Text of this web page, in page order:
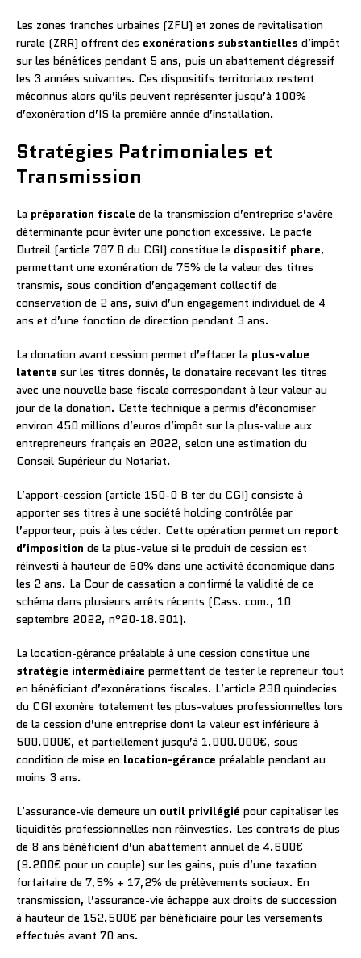
Les zones franches urbaines (ZFU) et zones de revitalisation
rurale (ZRR) offrent des exonérations substantielles d’impôt
sur les bénéfices pendant 5 ans, puis un abattement dégressif
les 3 années suivantes. Ces dispositifs territoriaux restent
méconnus alors qu’ils peuvent représenter jusqu’à 100%
d’exonération d’IS la première année d’installation.
Stratégies Patrimoniales et
Transmission
La préparation fiscale de la transmission d’entreprise s’avère
déterminante pour éviter une ponction excessive. Le pacte
Dutreil (article 787 B du CGI) constitue le dispositif phare,
permettant une exonération de 75% de la valeur des titres
transmis, sous condition d’engagement collectif de
conservation de 2 ans, suivi d’un engagement individuel de 4
ans et d’une fonction de direction pendant 3 ans.
La donation avant cession permet d’effacer la plus-value
latente sur les titres donnés, le donataire recevant les titres
avec une nouvelle base fiscale correspondant à leur valeur au
jour de la donation. Cette technique a permis d’économiser
environ 450 millions d’euros d’impôt sur la plus-value aux
entrepreneurs français en 2022, selon une estimation du
Conseil Supérieur du Notariat.
L’apport-cession (article 150-0 B ter du CGI) consiste à
apporter ses titres à une société holding contrôlée par
l’apporteur, puis à les céder. Cette opération permet un report
d’imposition de la plus-value si le produit de cession est
réinvesti à hauteur de 60% dans une activité économique dans
les 2 ans. La Cour de cassation a confirmé la validité de ce
schéma dans plusieurs arrêts récents (Cass. com., 10
septembre 2022, n°20-18.901).
La location-gérance préalable à une cession constitue une
stratégie intermédiaire permettant de tester le repreneur tout
en bénéficiant d’exonérations fiscales. L’article 238 quindecies
du CGI exonère totalement les plus-values professionnelles lors
de la cession d’une entreprise dont la valeur est inférieure à
500.000€, et partiellement jusqu’à 1.000.000€, sous
condition de mise en location-gérance préalable pendant au
moins 3 ans.
L’assurance-vie demeure un outil privilégié pour capitaliser les
liquidités professionnelles non réinvesties. Les contrats de plus
de 8 ans bénéficient d’un abattement annuel de 4.600€
(9.200€ pour un couple) sur les gains, puis d’une taxation
forfaitaire de 7,5% + 17,2% de prélèvements sociaux. En
transmission, l’assurance-vie échappe aux droits de succession
à hauteur de 152.500€ par bénéficiaire pour les versements
effectués avant 70 ans.